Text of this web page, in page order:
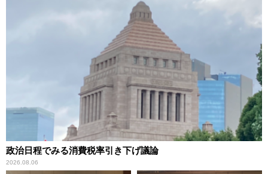
政治日程でみる消費税率引き下げ議論
2026.08.06